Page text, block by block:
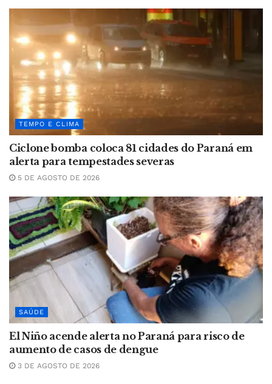
TEMPO E CLIMA
Ciclone bomba coloca 81 cidades do Paraná em
alerta para tempestades severas
5 DE AGOSTO DE 2026
SAÚDE
El Niño acende alerta no Paraná para risco de
aumento de casos de dengue
3 DE AGOSTO DE 2026